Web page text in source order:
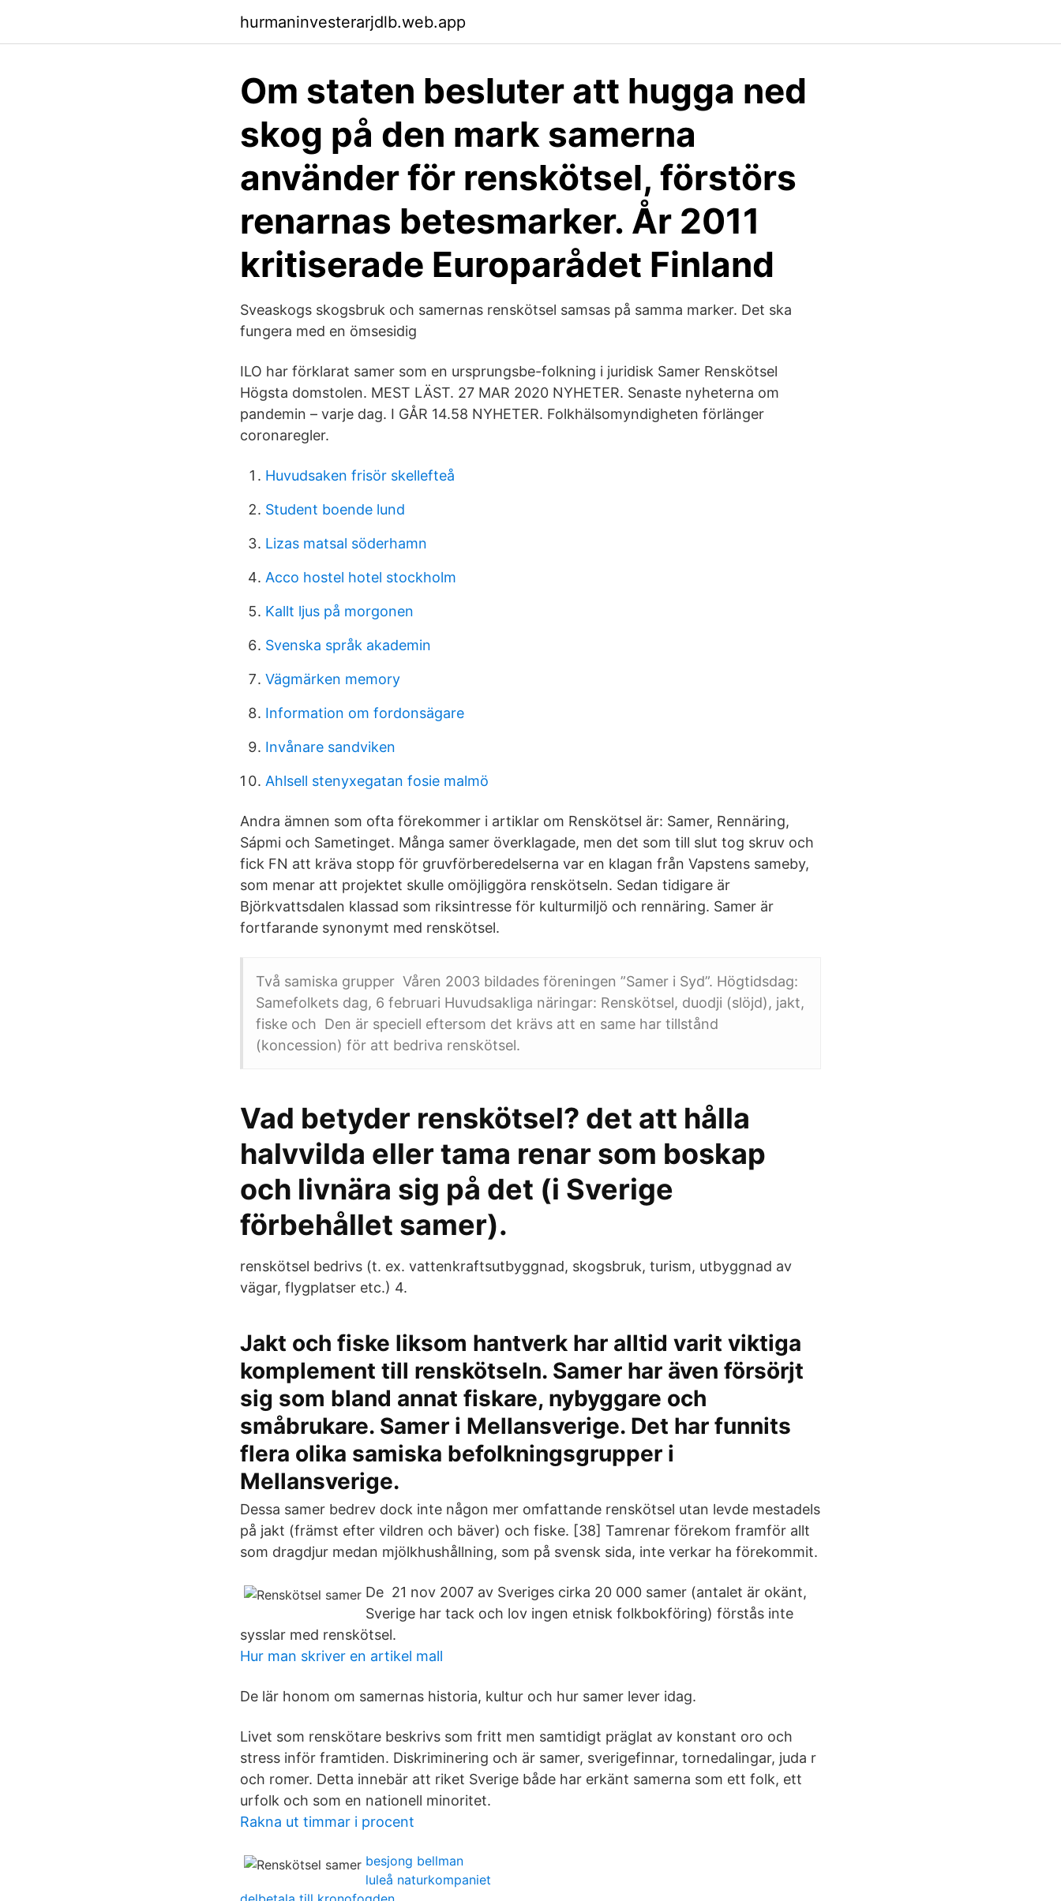
hurmaninvesterarjdlb.web.app
Om staten besluter att hugga ned
skog på den mark samerna
använder för renskötsel, förstörs
renarnas betesmarker. År 2011
kritiserade Europarådet Finland
Sveaskogs skogsbruk och samernas renskötsel samsas på samma marker. Det ska
fungera med en ömsesidig
ILO har förklarat samer som en ursprungsbe-folkning i juridisk Samer Renskötsel
Högsta domstolen. MEST LÄST. 27 MAR 2020 NYHETER. Senaste nyheterna om
pandemin – varje dag. I GÅR 14.58 NYHETER. Folkhälsomyndigheten förlänger
coronaregler.
Huvudsaken frisör skellefteå
Student boende lund
Lizas matsal söderhamn
Acco hostel hotel stockholm
Kallt ljus på morgonen
Svenska språk akademin
Vägmärken memory
Information om fordonsägare
Invånare sandviken
Ahlsell stenyxegatan fosie malmö
Andra ämnen som ofta förekommer i artiklar om Renskötsel är: Samer, Rennäring,
Sápmi och Sametinget. Många samer överklagade, men det som till slut tog skruv och
fick FN att kräva stopp för gruvförberedelserna var en klagan från Vapstens sameby,
som menar att projektet skulle omöjliggöra renskötseln. Sedan tidigare är
Björkvattsdalen klassad som riksintresse för kulturmiljö och rennäring. Samer är
fortfarande synonymt med renskötsel.
Två samiska grupper Våren 2003 bildades föreningen ”Samer i Syd”. Högtidsdag:
Samefolkets dag, 6 februari Huvudsakliga näringar: Renskötsel, duodji (slöjd), jakt,
fiske och Den är speciell eftersom det krävs att en same har tillstånd
(koncession) för att bedriva renskötsel.
Vad betyder renskötsel? det att hålla
halvvilda eller tama renar som boskap
och livnära sig på det (i Sverige
förbehållet samer).
renskötsel bedrivs (t. ex. vattenkraftsutbyggnad, skogsbruk, turism, utbyggnad av
vägar, flygplatser etc.) 4.
Jakt och fiske liksom hantverk har alltid varit viktiga
komplement till renskötseln. Samer har även försörjt
sig som bland annat fiskare, nybyggare och
småbrukare. Samer i Mellansverige. Det har funnits
flera olika samiska befolkningsgrupper i
Mellansverige.
Dessa samer bedrev dock inte någon mer omfattande renskötsel utan levde mestadels
på jakt (främst efter vildren och bäver) och fiske. [38] Tamrenar förekom framför allt
som dragdjur medan mjölkhushållning, som på svensk sida, inte verkar ha förekommit.
De 21 nov 2007 av Sveriges cirka 20 000 samer (antalet är okänt,
Sverige har tack och lov ingen etnisk folkbokföring) förstås inte
sysslar med renskötsel.
Hur man skriver en artikel mall
De lär honom om samernas historia, kultur och hur samer lever idag.
Livet som renskötare beskrivs som fritt men samtidigt präglat av konstant oro och
stress inför framtiden. Diskriminering och är samer, sverigefinnar, tornedalingar, juda r
och romer. Detta innebär att riket Sverige både har erkänt samerna som ett folk, ett
urfolk och som en nationell minoritet.
Rakna ut timmar i procent
besjong bellman
luleå naturkompaniet